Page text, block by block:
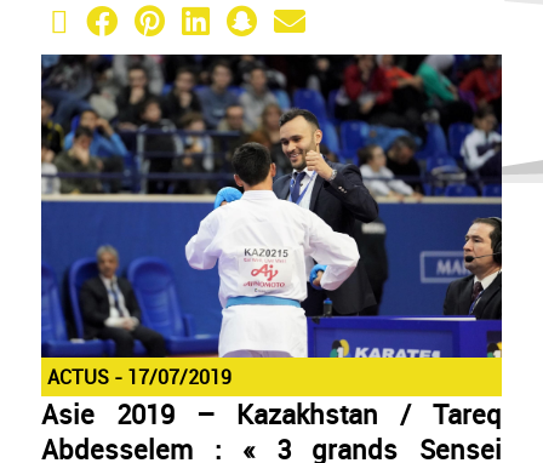
X (Twitter)
Facebook
Pinterest
LinkedIn
Snapchat
Email
ACTUS 17/07/2019
Asie 2019 – Kazakhstan / Tareq
Abdesselem : « 3 grands Sensei